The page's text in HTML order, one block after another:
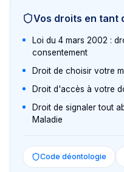
Vos droits en tant
Loi du 4 mars 2002 :
consentement
Droit de choisir votre
Droit d'accès à votre
Droit de signaler tout
Maladie
Code déontologie